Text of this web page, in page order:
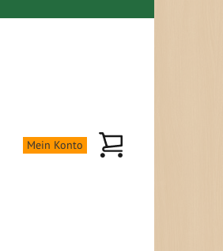
Mein Konto Mein Warenkorb